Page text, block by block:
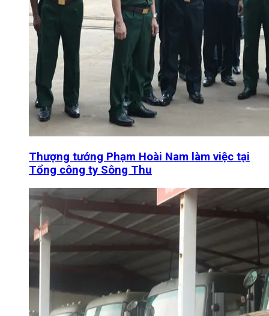
Thượng tướng Phạm Hoài Nam làm việc tại
Tổng công ty Sông Thu